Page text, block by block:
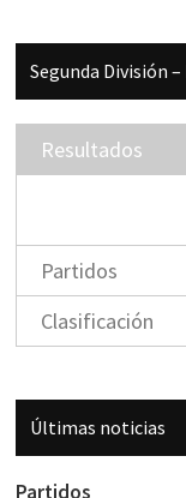
Segunda División
Resultados
Partidos
Clasificación
Últimas noticias
Partidos